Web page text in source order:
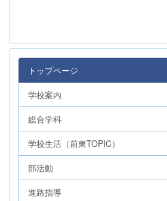
トップページ
学校案内
総合学科
学校生活（前東TOPIC）
部活動
進路指導